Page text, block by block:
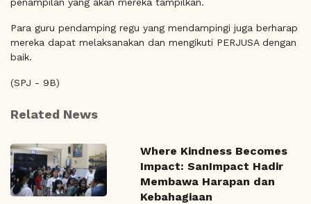
Para guru pendamping regu yang mendampingi juga berharap
mereka dapat melaksanakan dan mengikuti PERJUSA dengan
baik.
(SPJ - 9B)
Related News
Where Kindness Becomes
Impact: SanImpact Hadir
Membawa Harapan dan
Kebahagiaan